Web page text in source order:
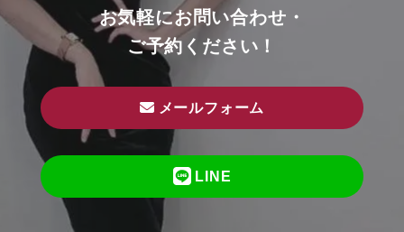
お気軽にお問い合わせ・
ご予約ください！
メールフォーム
LINE